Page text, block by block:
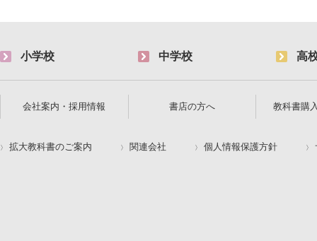
小学校 中学校 高
会社案内・採用情報 書店の方へ 教科書購
拡大教科書のご案内 関連会社 個人情報保護方針